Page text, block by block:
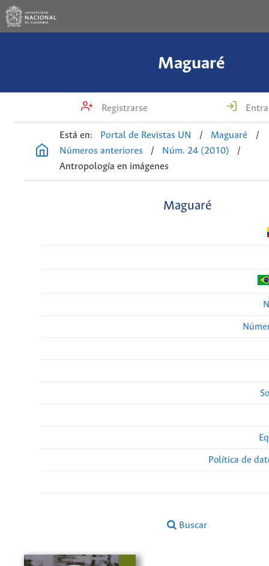
Maguaré
Registrarse
Está en: Portal de Revistas UN / Maguaré
/
Números anteriores
/ Núm. 24 (2010)
/
Antropología en imágenes
Maguaré
Política de
Buscar